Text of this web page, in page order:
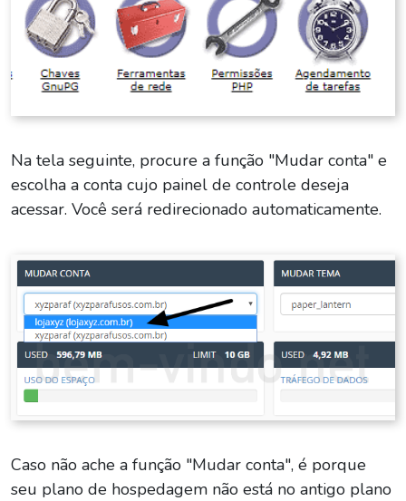
Na tela seguinte, procure a função "Mudar conta" e
escolha a conta cujo painel de controle deseja
acessar. Você será redirecionado automaticamente.
Caso não ache a função "Mudar conta", é porque
seu plano de hospedagem não está no antigo plano